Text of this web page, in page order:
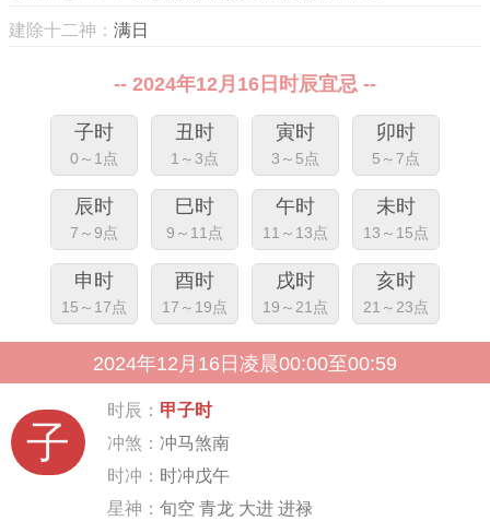
建除十二神： 满日
-- 2024年12月16日时辰宜忌 --
子时
0～1点
丑时
1～3点
寅时
3～5点
卯时
5～7点
辰时
7～9点
巳时
9～11点
午时
11～13点
未时
13～15点
申时
15～17点
酉时
17～19点
戌时
19～21点
亥时
21～23点
2024年12月16日凌晨00:00至00:59
子
时辰： 甲子时
冲煞： 冲马煞南
时冲： 时冲戊午
星神： 旬空 青龙 大进 进禄